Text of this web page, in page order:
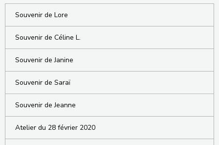
Souvenir de Lore
Souvenir de Céline L.
Souvenir de Janine
Souvenir de Saraï
Souvenir de Jeanne
Atelier du 28 février 2020